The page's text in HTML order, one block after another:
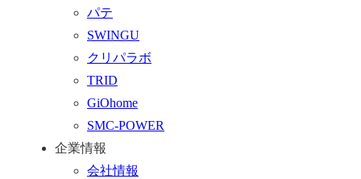
パテ
SWINGU
クリパラボ
TRID
GiOhome
SMC-POWER
企業情報
会社情報